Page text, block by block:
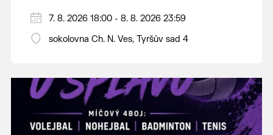
PÁTEK 7. srpna
18:00 - ruční stavění máje
14:00 - krojový průvod pro stárky od
hostince “U Buvola”
16:00 - odpolední zábava na sokolovně
21:00 - večerní zábava
7. 8. 2026 18:00 - 8. 8. 2026 23:59
sokolovna Ch. N. Ves, Tyršův sad 4